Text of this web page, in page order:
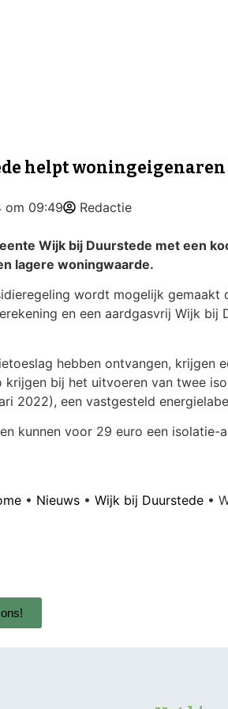
helpt
om 09:49 Redactie
Wijk bij Duurstede met een
lagere woningwaarde.
wordt mogelijk
en een aardgasvrij Wijk
hebben ontvangen, krijgen
bij het uitvoeren van twee
2022), een vastgesteld
kunnen voor 29 euro een
• Nieuws • Wijk bij Duurstede •